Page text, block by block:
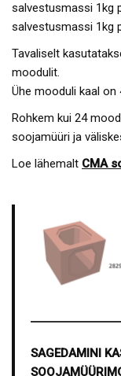
salvestusmassi 1kg
salvestusmassi 1kg
Tavaliselt
moodulit.
Ühe mooduli kaal on
Rohkem kui 24
soojamüüri ja
Loe lähemalt CMA
SAGEDAMINI